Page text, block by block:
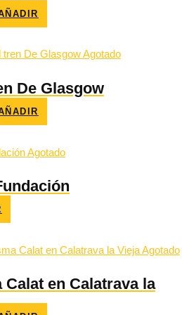
€.
Agotado
De Glasgow
€. Agotado
Agotado
Calat en Calatrava la